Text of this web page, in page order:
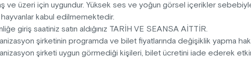
15 dakika
ve üzeri için uygundur. Yüksek ses ve yoğun görsel içerikler
kabul edilmemektedir.
giriş saatiniz satın aldığınız TARİH VE SEANSA AİTTİR.
şirketinin programda ve bilet fiyatlarında değişiklik yapma
şirketi uygun görmediği kişileri, bilet ücretini iade ederek